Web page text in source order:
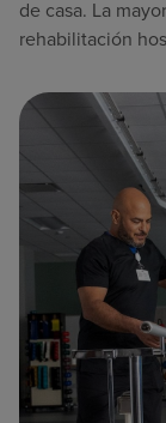
de casa. La
rehabilitación